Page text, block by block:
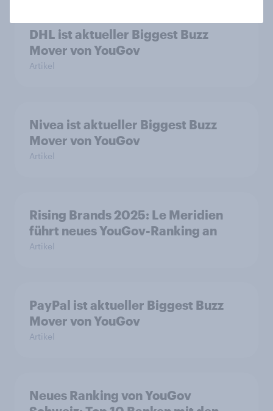
DHL ist aktueller Biggest Buzz
Mover von YouGov
Artikel
Nivea ist aktueller Biggest Buzz
Mover von YouGov
Artikel
Rising Brands 2025: Le Meridien
führt neues YouGov-Ranking an
Artikel
PayPal ist aktueller Biggest Buzz
Mover von YouGov
Artikel
Neues Ranking von YouGov